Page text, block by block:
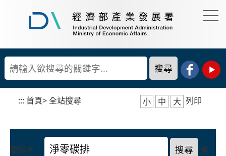
到
主
要
內
容
塊
濟
部
業
發
::: 首頁>全站搜尋 小 中 大 列印
關鍵字：
進